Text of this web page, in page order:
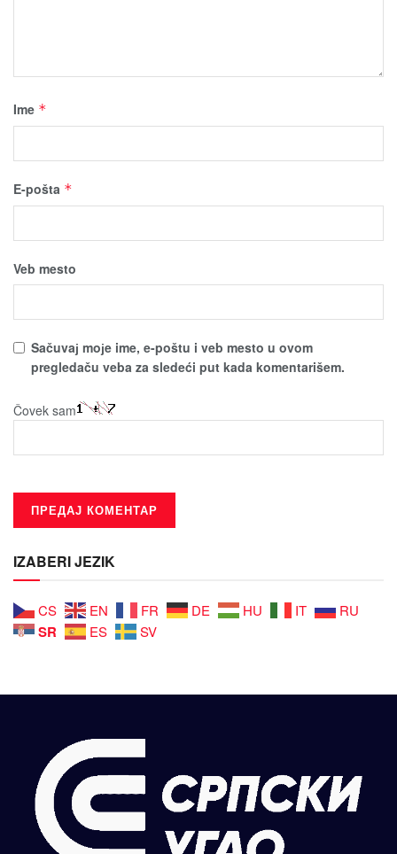
Ime *
E-pošta *
Veb mesto
Sačuvaј moјe ime, e-poštu i veb mesto u ovom
pregledaču veba za sledeći put kada komentarišem.
Čovek sam
IZABERI JEZIK
CS EN FR DE HU IT RU
SR ES SV